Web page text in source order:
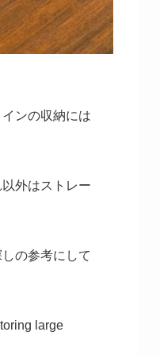
ンの収納には
外はストレー
の参考にして
large